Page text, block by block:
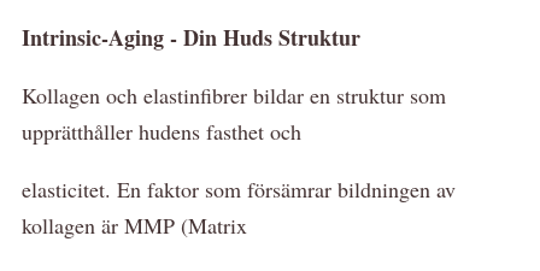
Intrinsic-Aging - Din Huds Struktur
Kollagen och elastinfibrer bildar en struktur som
upprätthåller hudens fasthet och
elasticitet. En faktor som försämrar bildningen av
kollagen är MMP (Matrix